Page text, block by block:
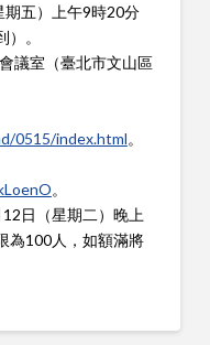
五）上午9時20分
。
議室（臺北市文山區
0515/index.html。
。
日（星期二）晚上
為100人，如額滿將